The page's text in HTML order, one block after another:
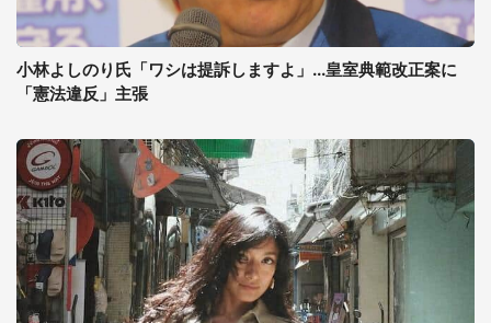
小林よしのり氏「ワシは提訴しますよ」...皇室典範改正案に
「憲法違反」主張